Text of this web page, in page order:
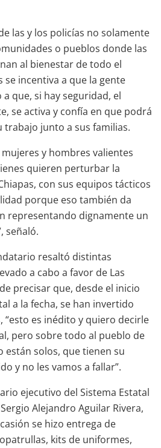
las y los policías no solamente
o pueblos donde las
al bienestar de todo el
se incentiva a que la gente
que, si hay seguridad, el
se activa y confía en que podrá
junto a sus familias.
mujeres y hombres valientes
quieren perturbar la
con sus equipos tácticos
porque eso también da
representando dignamente un
señaló.
resaltó distintas
a cabo a favor de Las
precisar que, desde el inicio
a la fecha, se han invertido
“esto es inédito y quiero decirle
pero sobre todo al pueblo de
están solos, que tienen su
y no les vamos a fallar”.
ejecutivo del Sistema Estatal
Alejandro Aguilar Rivera,
se hizo entrega de
kits de uniformes,